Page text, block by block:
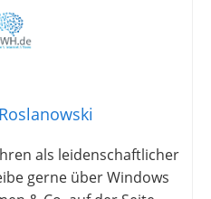
als leidenschaftlicher
gerne über Windows